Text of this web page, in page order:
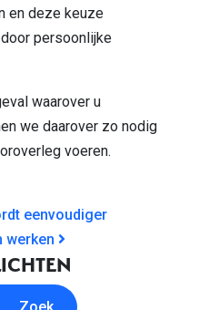
en deze keuze
persoonlijke
waarover u
we daarover zo nodig
voeren.
eenvoudiger
werken